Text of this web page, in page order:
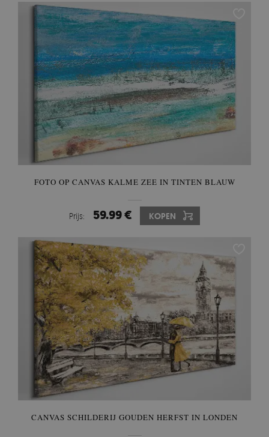
FOTO OP CANVAS KALME ZEE IN TINTEN BLAUW
Prijs: 59.99 € KOPEN
CANVAS SCHILDERIJ GOUDEN HERFST IN LONDEN